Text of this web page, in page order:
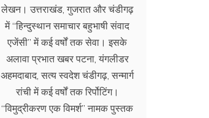
लेखन। उत्तराखंड, गुजरात और चंडीगढ़
में ‘‘हिन्दुस्थान समाचार बहुभाषी संवाद
एजेंसी’’ में कई वर्षों तक सेवा। इसके
अलावा प्रभात खबर पटना, यंगलीडर
अहमदाबाद, सत्य स्वदेश चंडीगढ़, सन्मार्ग
रांची में कई वर्षों तक रिर्पोटिंग।
‘‘विमुद्रीकरण एक विमर्श’’ नामक पुस्तक